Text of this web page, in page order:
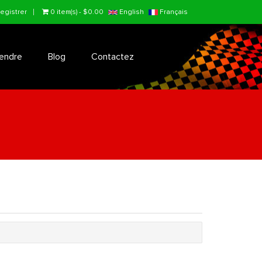
0 item(s) - $0.00 English Français
Blog Contactez